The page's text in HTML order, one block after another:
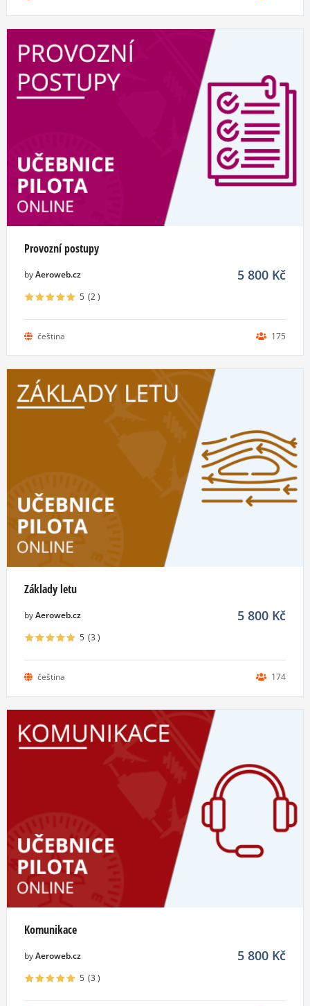
Provozní postupy
byAeroweb.cz 5 800 Kč
5 (2)
čeština 175
Základy letu
byAeroweb.cz 5 800 Kč
5 (3)
čeština 174
Komunikace
byAeroweb.cz 5 800 Kč
5 (3)